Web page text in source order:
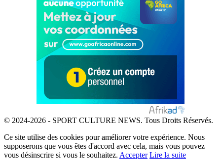
© 2024-2026 - SPORT CULTURE NEWS. Tous Droits Réservés.
Ce site utilise des cookies pour améliorer votre expérience. Nous
supposerons que vous êtes d'accord avec cela, mais vous pouvez
vous désinscrire si vous le souhaitez. Accepter Lire la suite